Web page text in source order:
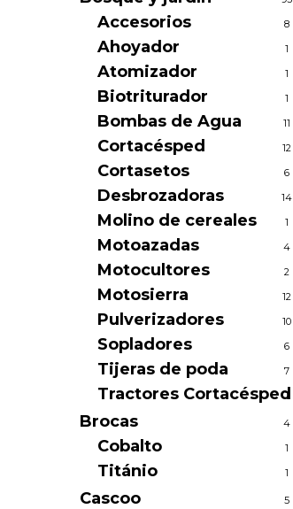
Accesorios 8
Ahoyador 1
Atomizador 1
Biotriturador 1
Bombas de Agua 11
Cortacésped 12
Cortasetos 6
Desbrozadoras 14
Molino de cereales 1
Motoazadas 4
Motocultores 2
Motosierra 12
Pulverizadores 10
Sopladores 6
Tijeras de poda 7
Tractores Cortacésped1
Brocas 4
Cobalto 1
Titánio 1
Cascoo 5